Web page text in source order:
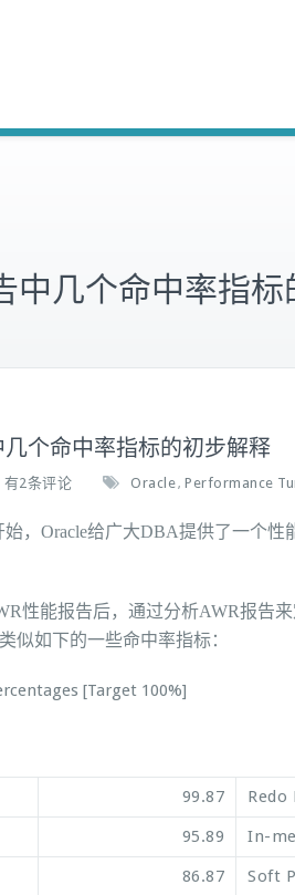
中几个命中率指标
个命中率指标的初步解释
关
A
告
中
的
步
有2条评论 Oracle, Performance
Oracle给广大DBA提供了一个性
报告后，通过分析AWR报告来
似如下的一些命中率指标：
[Target 100%]
99.87 Redo
95.89 In-
86.87 Soft